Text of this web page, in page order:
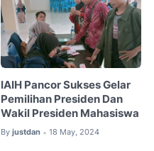
IAIH Pancor Sukses Gelar
Pemilihan Presiden Dan
Wakil Presiden Mahasiswa
By justdan • 18 May, 2024